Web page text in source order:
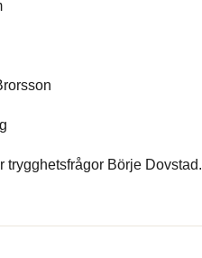
trygghetsfrågor Börje Dovstad.